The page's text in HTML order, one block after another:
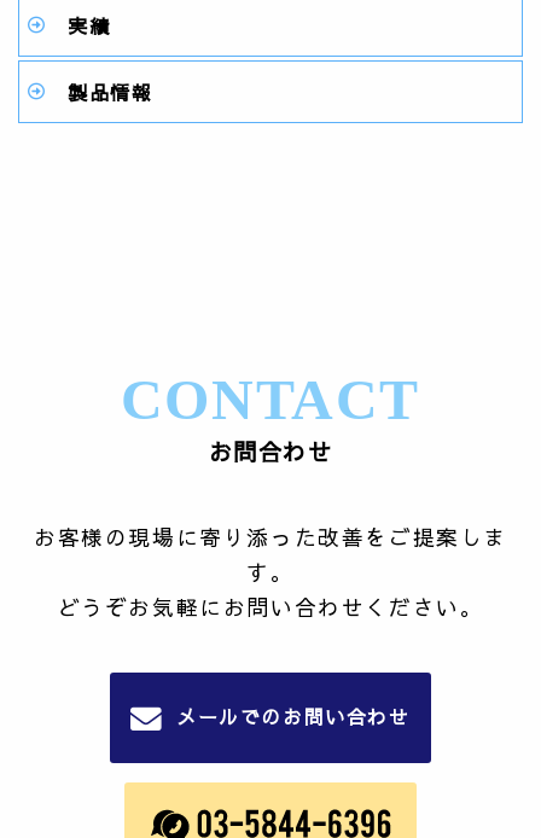
実績
製品情報
CONTACT
お問合わせ
お客様の現場に寄り添った改善をご提案しま
す。
どうぞお気軽にお問い合わせください。
メールでのお問い合わせ